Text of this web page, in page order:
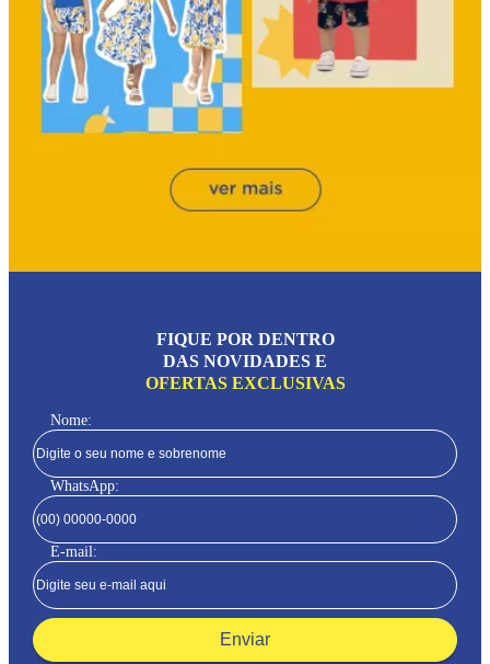
FIQUE POR DENTRO
DAS NOVIDADES E
OFERTAS EXCLUSIVAS
Nome:
WhatsApp:
E-mail:
Enviar